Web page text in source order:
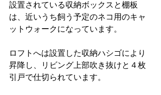
設置されている収納ボックスと棚板
は、近いうち飼う予定のネコ用のキャ
ットウォークになっています。
ロフトへは設置した収納ハシゴにより
昇降し、リビング上部吹き抜けと４枚
引戸で仕切られています。